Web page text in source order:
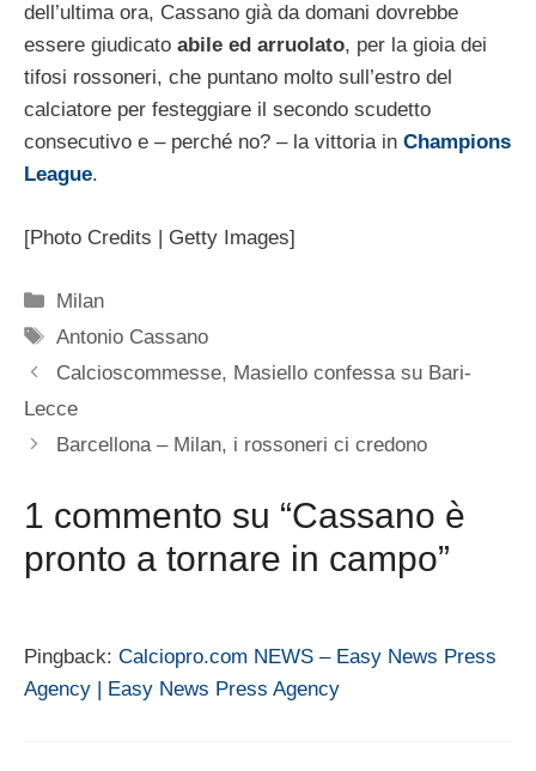
dell’ultima ora, Cassano già da domani dovrebbe
essere giudicato abile ed arruolato, per la gioia dei
tifosi rossoneri, che puntano molto sull’estro del
calciatore per festeggiare il secondo scudetto
consecutivo e – perché no? – la vittoria in Champions
League.
[Photo Credits | Getty Images]
Categorie
Milan
Tag
Antonio Cassano
Calcioscommesse, Masiello confessa su Bari-
Lecce
Barcellona – Milan, i rossoneri ci credono
1 commento su “Cassano è
pronto a tornare in campo”
Pingback: Calciopro.com NEWS – Easy News Press
Agency | Easy News Press Agency